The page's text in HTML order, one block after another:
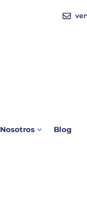
Nosotros Blog